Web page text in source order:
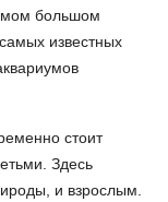
большом
известных
стоит
Здесь
и взрослым.